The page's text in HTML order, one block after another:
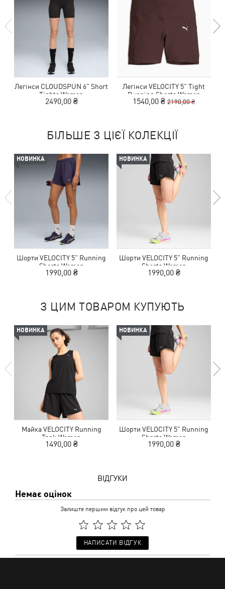
Легінси CLOUDSPUN 6" Short
Tights Women
2490,00 ₴
Легінси VELOCITY 5" Tight
Running Shorts Women
1540,00 ₴ 2190,00 ₴
БІЛЬШЕ З ЦІЄЇ КОЛЕКЦІЇ
НОВИНКА
Шорти VELOCITY 5" Running
Shorts Women
1990,00 ₴
НОВИНКА
Шорти VELOCITY 5" Running
Shorts Women
1990,00 ₴
З ЦИМ ТОВАРОМ КУПУЮТЬ
НОВИНКА
Майка VELOCITY Running
Tank Women
1490,00 ₴
НОВИНКА
Шорти VELOCITY 5" Running
Shorts Women
1990,00 ₴
ВІДГУКИ
Немає оцінок
Залиште першим відгук про цей товар
НАПИСАТИ ВІДГУК